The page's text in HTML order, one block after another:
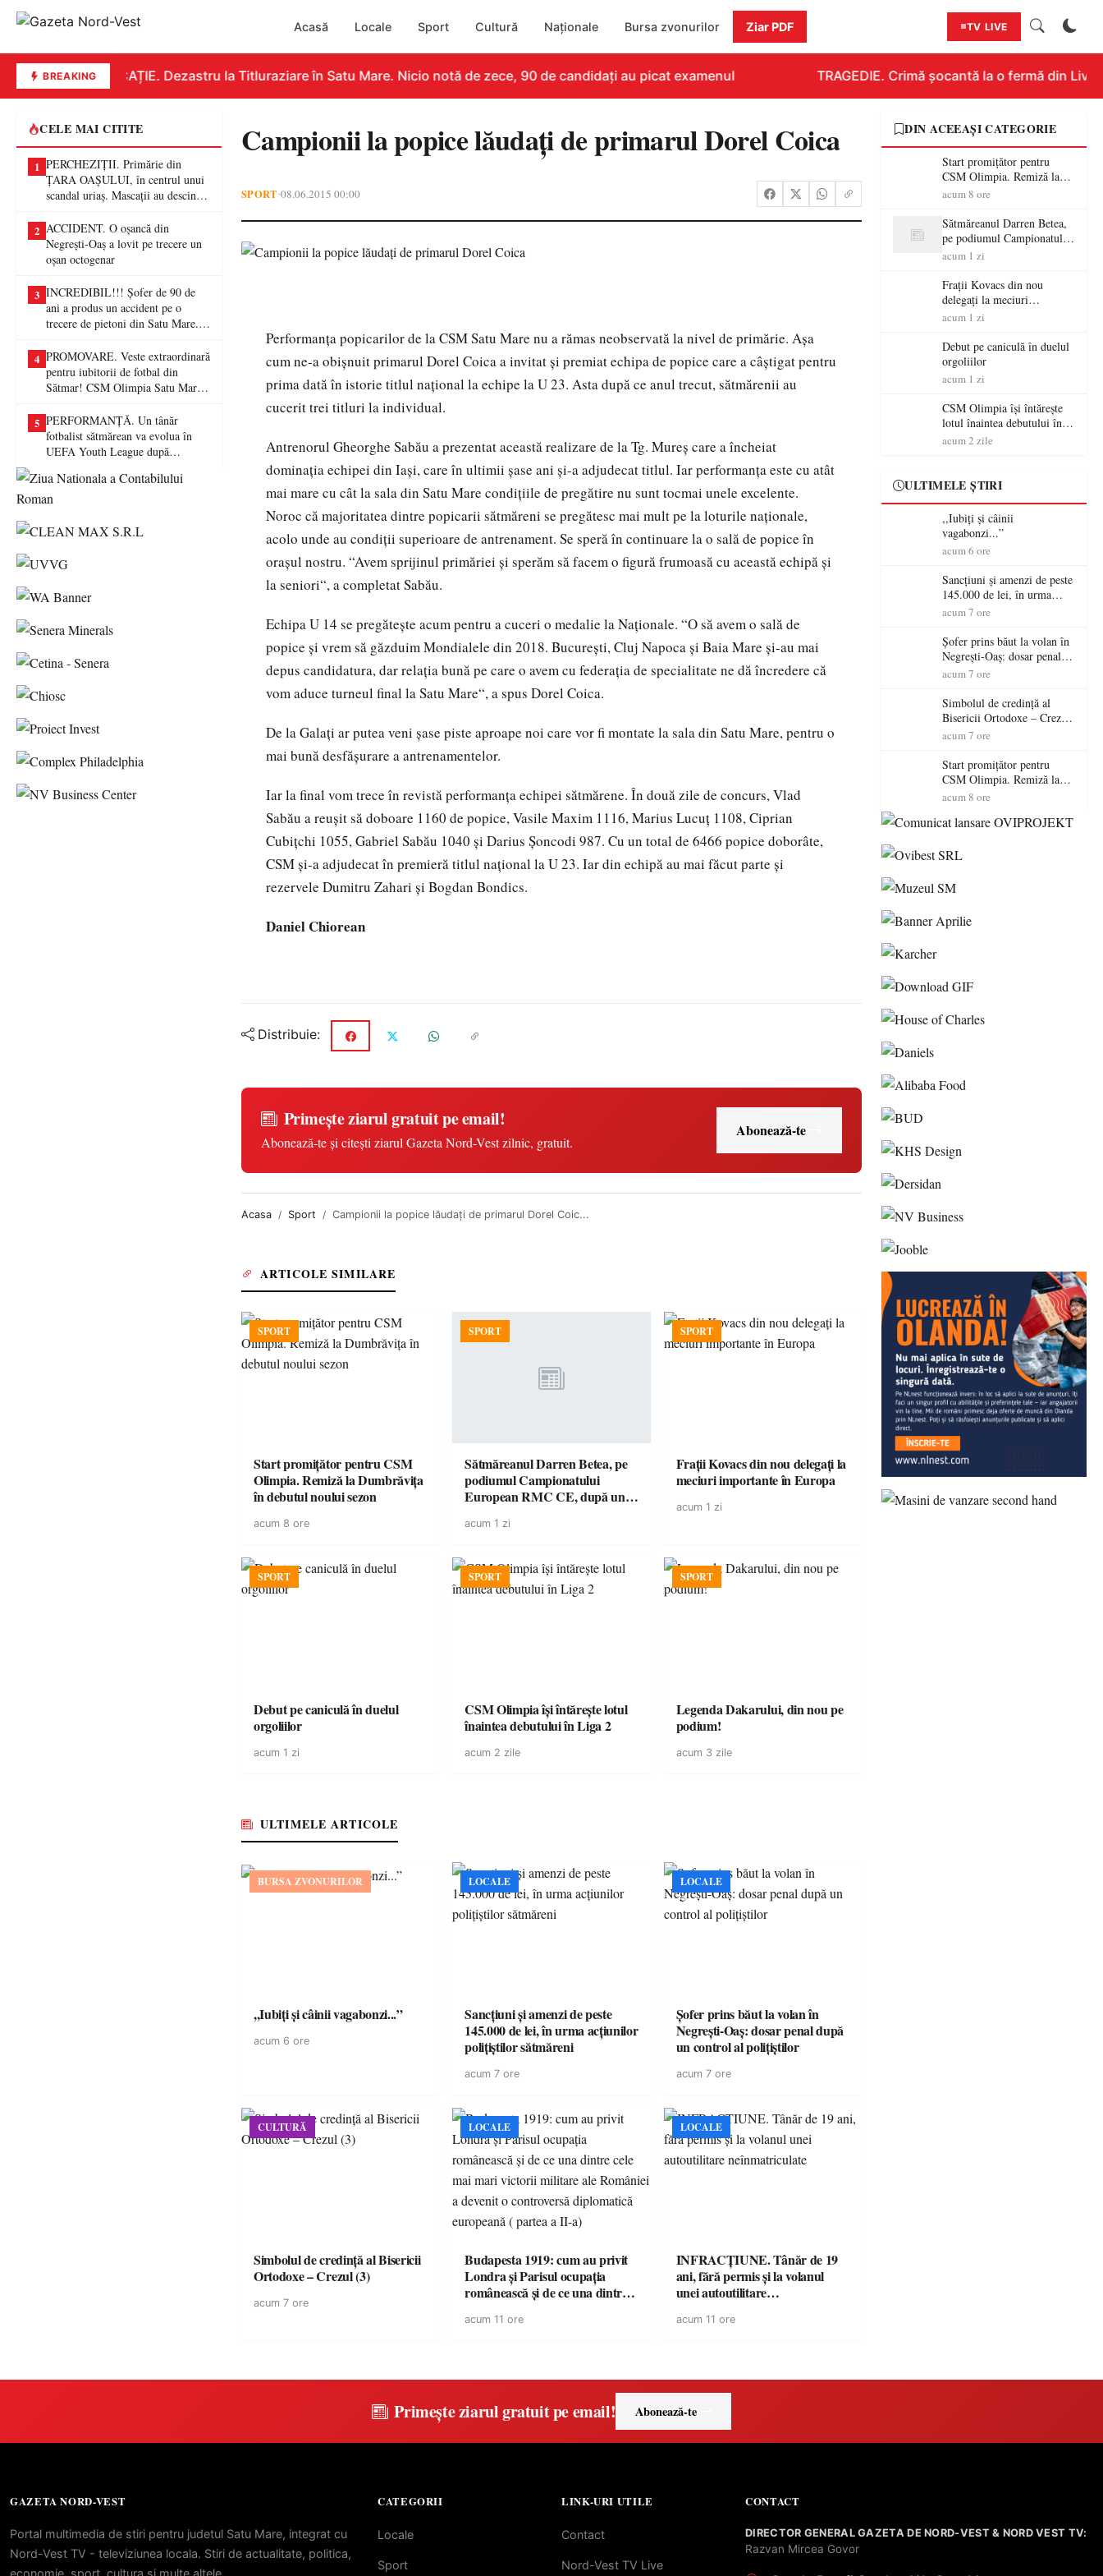
Acasă Locale Sport Cultură Naționale Bursa zvonurilor Ziar PDF TV LIVE
BREAKINGEDUCAȚIE. Dezastru la Titluraziare în Satu Mare. Nicio notă de zece, 90 de candidați au picat examenul TRAGEDIE. Crimă șocantă la o fermă din
CELE MAI CITITE
1 PERCHEZIȚII. Primărie din
ȚARA OAȘULUI, în centrul unui
scandal uriaș. Mascații au descins
fraude de proporții
2 ACCIDENT. O oșancă din
Negrești-Oaș a lovit pe trecere un
oșan octogenar
3 INCREDIBIL!!! Șofer de 90 de
ani a produs un accident pe o
trecere de pietoni din Satu Mare. O
4 PROMOVARE. Veste extraordinară
pentru iubitorii de fotbal din
Sătmar! CSM Olimpia Satu Mare
5 PERFORMANȚĂ. Un tânăr
fotbalist sătmărean va evolua în
UEFA Youth League după
Campionii la popice lăudaţi de primarul Dorel Coica
SPORT•08.06.2015 00:00
Performanţa popicarilor de la CSM Satu Mare nu a rămas neobservată la nivel de primărie. Aşa
cum ne-a obişnuit primarul Dorel Coica a invitat şi premiat echipa de popice care a câştigat pentru
prima dată în istorie titlul naţional la echipe la U 23. Asta după ce anul trecut, sătmărenii au
cucerit trei titluri la individual.
Antrenorul Gheorghe Sabău a prezentat această realizare de la Tg. Mureş care a încheiat
dominaţia echipei din Iaşi, care în ultimii şase ani şi-a adjudecat titlul. Iar performanţa este cu atât
mai mare cu cât la sala din Satu Mare condiţiile de pregătire nu sunt tocmai unele excelente.
Noroc că majoritatea dintre popicarii sătmăreni se pregătesc mai mult pe la loturile naţionale,
acolo unde au condiţii superioare de antrenament. Se speră în continuare la o sală de popice în
oraşul nostru. “Avem sprijinul primăriei şi sperăm să facem o figură frumoasă cu această echipă şi
la seniori“, a completat Sabău.
Echipa U 14 se pregăteşte acum pentru a cuceri o medalie la Naţionale. “O să avem o sală de
popice şi vrem să găzduim Mondialele din 2018. Bucureşti, Cluj Napoca şi Baia Mare şi-au mai
depus candidatura, dar relaţia bună pe care o avem cu federaţia de specialitate ne dă încredere că
vom aduce turneul final la Satu Mare“, a spus Dorel Coica.
De la Galaţi ar putea veni şase piste aproape noi care vor fi montate la sala din Satu Mare, pentru o
mai bună desfăşurare a antrenamentelor.
Iar la final vom trece în revistă performanţa echipei sătmărene. În două zile de concurs, Vlad
Sabău a reuşit să doboare 1160 de popice, Vasile Maxim 1116, Marius Lucuţ 1108, Ciprian
Cubiţchi 1055, Gabriel Sabău 1040 şi Darius Şoncodi 987. Cu un total de 6466 popice doborâte,
CSM şi-a adjudecat în premieră titlul naţional la U 23. Iar din echipă au mai făcut parte şi
rezervele Dumitru Zahari şi Bogdan Bondics.
Daniel Chiorean
Distribuie:
Primește ziarul gratuit pe email!
Abonează-te și citești ziarul Gazeta Nord-Vest zilnic, gratuit.
Abonează-te
Acasa Sport Campionii la popice lăudaţi de primarul Dorel Coic...
ARTICOLE SIMILARE
SPORT
Start promițător pentru CSM
Olimpia. Remiză la Dumbrăvița
în debutul noului sezon
acum 8 ore
SPORT
Sătmăreanul Darren Betea, pe
podiumul Campionatului
European RMC CE, după un
Räikkönen
acum 1 zi
SPORT
Frații Kovacs din nou delegați la
meciuri importante în Europa
acum 1 zi
SPORT
Debut pe caniculă în duelul
orgoliilor
acum 1 zi
SPORT
CSM Olimpia își întărește lotul
înaintea debutului în Liga 2
acum 2 zile
SPORT
Legenda Dakarului, din nou pe
podium!
acum 3 zile
ULTIMELE ARTICOLE
BURSA ZVONURILOR
,,Iubiți și câinii vagabonzi...”
acum 6 ore
LOCALE
Sancțiuni și amenzi de peste
145.000 de lei, în urma acțiunilor
polițiștilor sătmăreni
acum 7 ore
LOCALE
Șofer prins băut la volan în
Negrești-Oaș: dosar penal după
un control al polițiștilor
acum 7 ore
CULTURĂ
Simbolul de credinţă al Bisericii
Ortodoxe – Crezul (3)
acum 7 ore
LOCALE
Budapesta 1919: cum au privit
Londra și Parisul ocupația
românească și de ce una dintre
României a devenit o
acum 11 ore
LOCALE
INFRACȚIUNE. Tânăr de 19
ani, fără permis și la volanul
unei autoutilitare
acum 11 ore
DIN ACEEAȘI CATEGORIE
Start promițător pentru
CSM Olimpia. Remiză la
Dumbrăvița în debutul
acum 8 ore
Sătmăreanul Darren Betea,
pe podiumul Campionatului
European RMC CE, după
lui Kimi Räikkönen
acum 1 zi
Frații Kovacs din nou
delegați la meciuri
importante în Europa
acum 1 zi
Debut pe caniculă în duelul
orgoliilor
acum 1 zi
CSM Olimpia își întărește
lotul înaintea debutului în
Liga 2
acum 2 zile
ULTIMELE ȘTIRI
,,Iubiți și câinii
vagabonzi...”
acum 6 ore
Sancțiuni și amenzi de peste
145.000 de lei, în urma
acțiunilor polițiștilor
acum 7 ore
Șofer prins băut la volan în
Negrești-Oaș: dosar penal
după un control al
acum 7 ore
Simbolul de credinţă al
Bisericii Ortodoxe – Crezul
(3)
acum 7 ore
Start promițător pentru
CSM Olimpia. Remiză la
Dumbrăvița în debutul
acum 8 ore
Primește ziarul gratuit pe email! Abonează-te
GAZETA NORD-VEST
Portal multimedia de stiri pentru judetul Satu Mare, integrat cu
Nord-Vest TV - televiziunea locala. Stiri de actualitate, politica,
economie, sport, cultura si multe altele.
CATEGORII
Locale
Sport
LINK-URI UTILE
Contact
Nord-Vest TV Live
CONTACT
DIRECTOR GENERAL GAZETA DE NORD-VEST & NORD VEST TV:
Razvan Mircea Govor